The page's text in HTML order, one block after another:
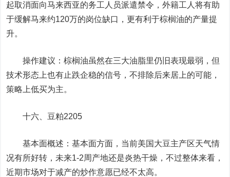
起取消面向马来西亚的务工人员派遣禁令，外籍工人将有助
于缓解马来约120万的岗位缺口，更有利于棕榈油的产量提
升。
操作建议：棕榈油虽然在三大油脂里仍旧表现最弱，但
技术形态上也有止跌企稳的信号，不排除后来居上的可能，
策略上低买为主。
十六、 豆粕2205
基本面概述：基本面方面，当前美国 大豆主产区天气情
况有所好转，未来1-2周产地还是炎热干燥，不过整体来看，
近期市场对于减产的炒作意愿已经不太高。